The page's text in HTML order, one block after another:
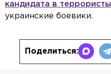
кандидата в террористы
украинские боевики.
Поделиться: